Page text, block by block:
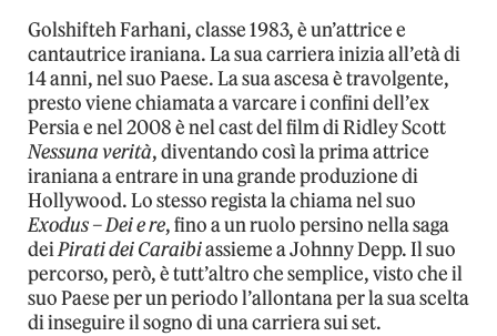
Golshifteh Farhani, classe 1983, è un’attrice e
cantautrice iraniana. La sua carriera inizia all’età di
14 anni, nel suo Paese. La sua ascesa è travolgente,
presto viene chiamata a varcare i confini dell’ex
Persia e nel 2008 è nel cast del film di Ridley Scott
Nessuna verità, diventando così la prima attrice
iraniana a entrare in una grande produzione di
Hollywood. Lo stesso regista la chiama nel suo
Exodus – Dei e re, fino a un ruolo persino nella saga
deiPirati dei Caraibiassieme a Johnny Depp. Il suo
percorso, però, è tutt’altro che semplice, visto che il
suo Paese per un periodo l’allontana per la sua scelta
di inseguire il sogno di una carriera sui set.